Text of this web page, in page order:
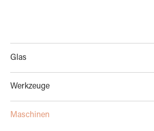
Glas
Werkzeuge
Maschinen